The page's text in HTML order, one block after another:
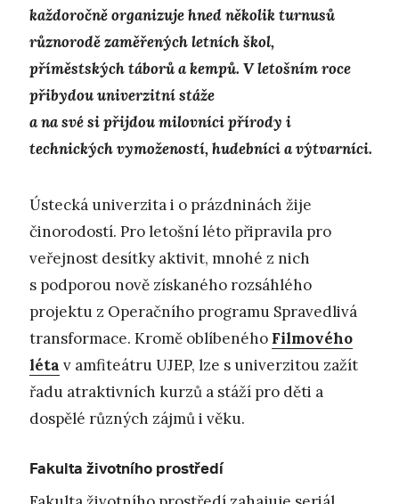
každoročně organizuje hned několik turnusů
různorodě zaměřených letních škol,
příměstských táborů a kempů. V letošním roce
přibydou univerzitní stáže
a na své si přijdou milovníci přírody i
technických vymožeností, hudebníci a výtvarníci.
Ústecká univerzita i o prázdninách žije
činorodostí. Pro letošní léto připravila pro
veřejnost desítky aktivit, mnohé z nich
s podporou nově získaného rozsáhlého
projektu z Operačního programu Spravedlivá
transformace. Kromě oblíbeného Filmového
léta v amfiteátru UJEP, lze s univerzitou zažít
řadu atraktivních kurzů a stáží pro děti a
dospělé různých zájmů i věku.
Fakulta životního prostředí